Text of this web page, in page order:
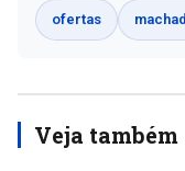
ofertas
Veja também